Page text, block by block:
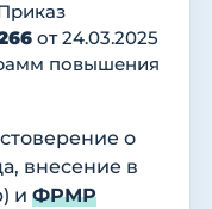
от 24.03.2025
повышения
о
внесение в
и ФРМР